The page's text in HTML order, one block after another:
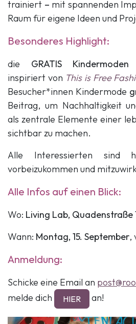
trainiert – mit spannenden
Raum für eigene Ideen und
Besonderes Highlight:
die GRATIS
inspiriert von This is Free
Besucher*innen Kindermode
Beitrag, um Nachhaltigkeit
als zentrale Elemente einer
sichtbar zu machen.
Alle Interessierten sind
vorbeizukommen und
Alle Infos auf einen Blick:
Wo: Living Lab, Quadenstraße
Wann: Montag, 15. September,
Anmeldung:
Schicke eine Email an
melde dich
HIER an!